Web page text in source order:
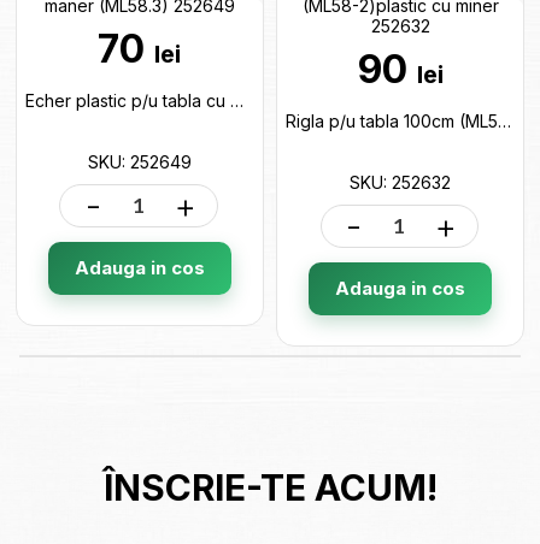
70 lei
Echer plastic p/u tabla cu maner (ML58.3) 252649
SKU: 252649
- +
Adauga in cos
90 lei
Rigla p/u tabla 100cm (ML58-2)plastic cu miner 252632
SKU: 252632
- +
Adauga in cos
ÎNSCRIE-TE ACUM!